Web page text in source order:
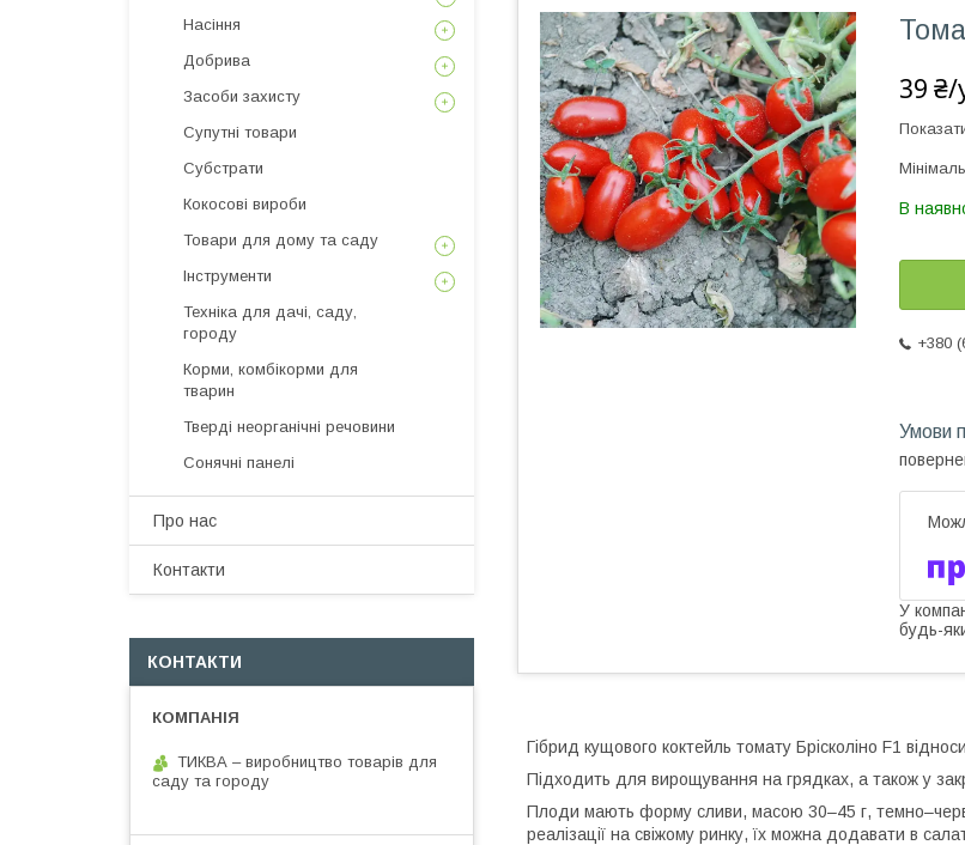
39 ₴/
В
+380
У
будь-
Гібрид кущового коктейль томату Брісколіно F1
Підходить для вирощування на грядках, а також у
Плоди мають форму сливи, масою 30–45 г,
реалізації на свіжому ринку, їх можна додавати в
Насіння
Добрива
Засоби захисту
Супутні товари
Субстрати
Кокосові вироби
Товари для дому та саду
Інструменти
Техніка для дачі, саду,
городу
Корми, комбікорми для
тварин
Тверді неорганічні речовини
Сонячні панелі
Про нас
Контакти
КОНТАКТИ
ТИКВА – виробництво товарів для
саду та городу